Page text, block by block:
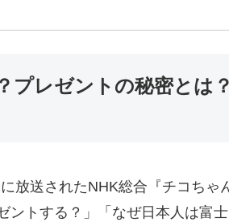
プレゼントの秘密とは
放送されたNHK総合『チコちゃ
ントする？」「なぜ日本人は富